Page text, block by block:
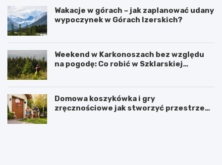
a
t
r
z
a
ń
s
k
i
e
j
Wakacje w górach – jak zaplanować udany
wypoczynek w Górach Izerskich?
Weekend w Karkonoszach bez względu
na pogodę: Co robić w Szklarskiej
Domowa koszykówka i gry
zręcznościowe jak stworzyć przestrzeń
N
R